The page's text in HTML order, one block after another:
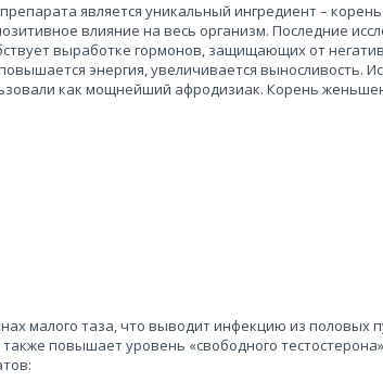
является уникальный ингредиент –
влияние на весь организм. Последние
выработке гормонов, защищающих от
энергия, увеличивается выносливость.
как мощнейший афродизиак. Корень
малого таза, что выводит инфекцию из половых
повышает уровень «свободного